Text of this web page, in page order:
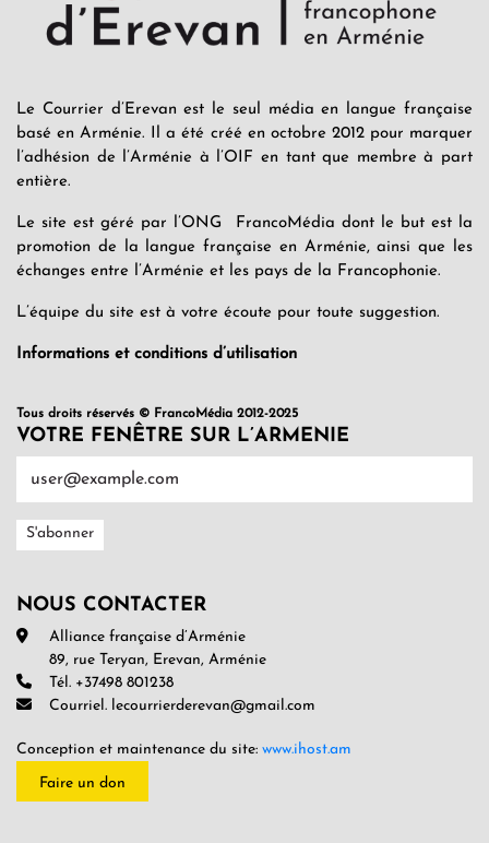
Le Courrier d’Erevan est le seul média en langue française
basé en Arménie. Il a été créé en octobre 2012 pour marquer
l’adhésion de l’Arménie à l’OIF en tant que membre à part
entière.
Le site est géré par l’ONG FrancoMédia dont le but est la
promotion de la langue française en Arménie, ainsi que les
échanges entre l’Arménie et les pays de la Francophonie.
L’équipe du site est à votre écoute pour toute suggestion.
Informations et conditions d’utilisation
Tous droits réservés © FrancoMédia 2012-2025
VOTRE FENÊTRE SUR L’ARMENIE
NOUS CONTACTER
Alliance française d’Arménie
89, rue Teryan, Erevan, Arménie
Tél. +37498 801238
Courriel. lecourrierderevan@gmail.com
Conception et maintenance du site: www.ihost.am
Faire un don